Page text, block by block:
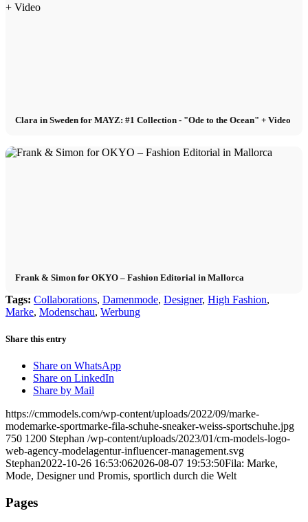
Clara in Sweden for MAYZ: #1 Collection - "Ode to the Ocean" + Video
Frank & Simon for OKYO – Fashion Editorial in Mallorca
Tags: Collaborations, Damenmode, Designer, High Fashion,
Marke, Modenschau, Werbung
Share this entry
Share on WhatsApp
Share on LinkedIn
Share by Mail
https://cmmodels.com/wp-content/uploads/2022/09/marke-
modemarke-sportmarke-fila-schuhe-sneaker-weiss-sportschuhe.jpg
750 1200 Stephan /wp-content/uploads/2023/01/cm-models-logo-
web-agency-modelagentur-influencer-management.svg
Stephan2022-10-26 16:53:062026-08-07 19:53:50Fila: Marke,
Mode, Designer und Promis, sportlich durch die Welt
Pages